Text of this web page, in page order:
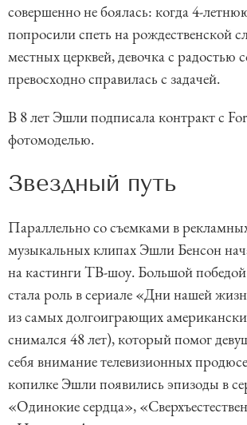
совершенно не боялась: когда 4-
попросили спеть на рождественской
местных церквей, девочка с радостью
превосходно справилась с задачей.
В 8 лет Эшли подписала контракт с
фотомоделью.
Звездный путь
Параллельно со съемками в
музыкальных клипах Эшли Бенсон
на кастинги ТВ-шоу. Большой
стала роль в сериале «Дни нашей
из самых долгоиграющих
снимался 48 лет), который помог
себя внимание телевизионных
копилке Эшли появились эпизоды в
«Одинокие сердца»,